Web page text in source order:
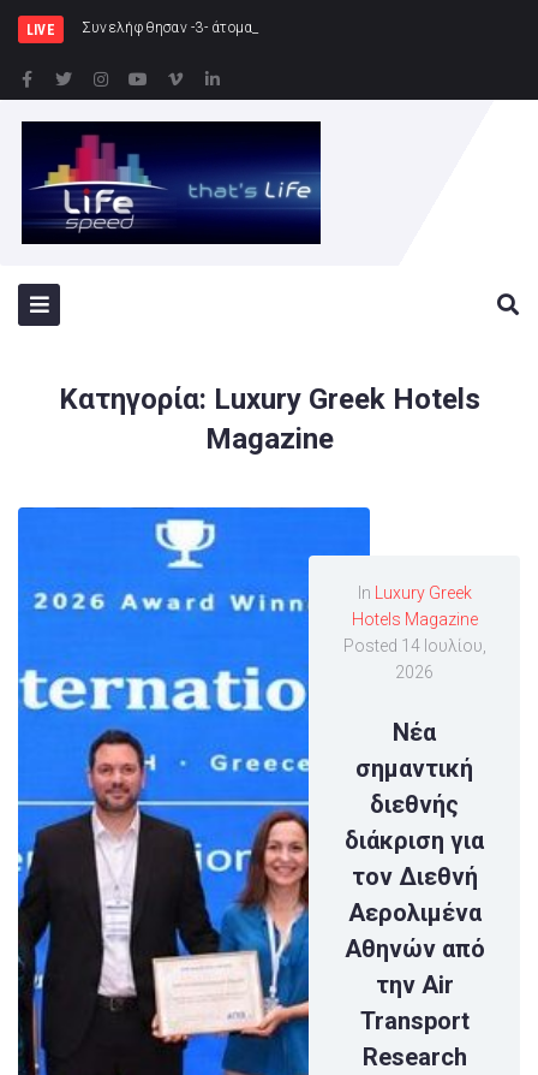
LIVE Συνελήφθησαν -3- άτομα για καλλιέργεια δενδρυλλ
Κατηγορία: Luxury Greek Hotels
Magazine
In
Luxury Greek
Hotels Magazine
Posted 14 Ιουλίου,
2026
Νέα
σημαντική
διεθνής
διάκριση για
τον Διεθνή
Αερολιμένα
Αθηνών από
την Air
Transport
Research